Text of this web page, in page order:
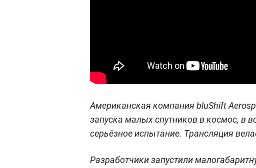
Американская компания bluShift
запуска малых спутников в космос, в
серьёзное испытание. Трансляция
Разработчики запустили